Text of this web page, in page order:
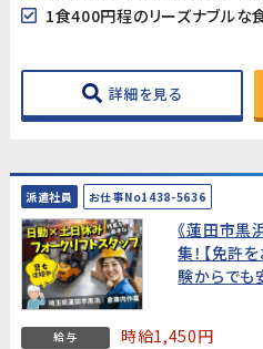
1食400円程のリーズナブルな
詳細を見る
派遣社員 お仕事No1438-5636
《蓮田市黒
集！【免許
験からでも
給与 時給1,450円